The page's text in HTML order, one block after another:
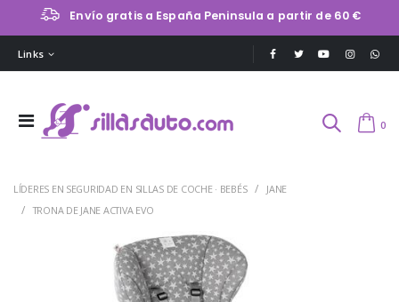
Envío gratis a España Peninsula a partir de 60 €
Links
0
LÍDERES EN SEGURIDAD EN SILLAS DE COCHE · BEBÉS
JANE
TRONA DE JANE ACTIVA EVO